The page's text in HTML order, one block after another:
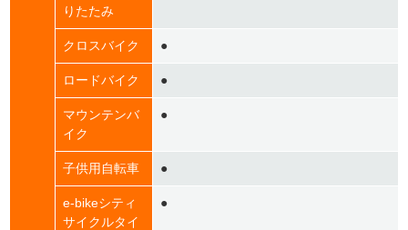
りたたみ
クロスバイク ●
ロードバイク ●
マウンテンバ
イク
●
子供用自転車 ●
e-bikeシティ
サイクルタイ
●